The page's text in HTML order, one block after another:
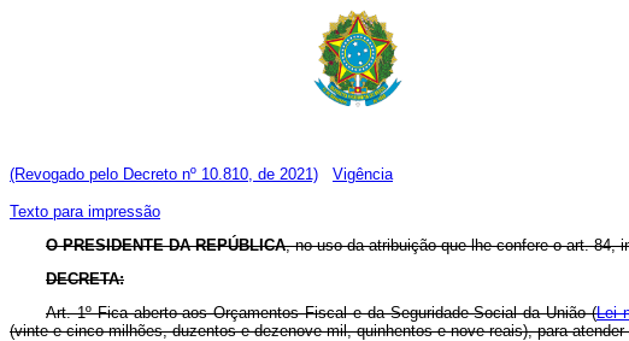
(Revogado pelo Decreto nº 10.810, de 2021) Vigência
Texto para impressão
O PRESIDENTE DA REPÚBLICA, no uso da atribuição que lhe confere o art. 84,
DECRETA:
Art. 1º Fica aberto aos Orçamentos Fiscal e da Seguridade Social da União (Lei
(vinte e cinco milhões, duzentos e dezenove mil, quinhentos e nove reais), para